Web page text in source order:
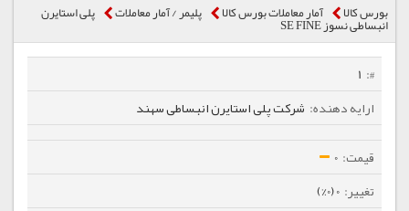
بورس کالا آمار معاملات بورس کالا پلیمر / آمار معاملات پلی استایرن
انبساطی نسوز SE FINE
1
شرکت پلی استایرن انبساطی سهند
0
0 (0%)